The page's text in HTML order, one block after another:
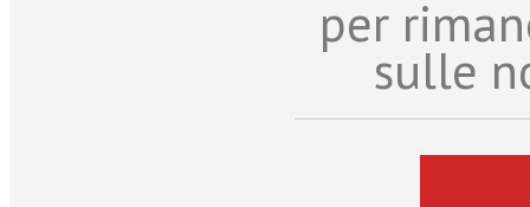
per
sulle